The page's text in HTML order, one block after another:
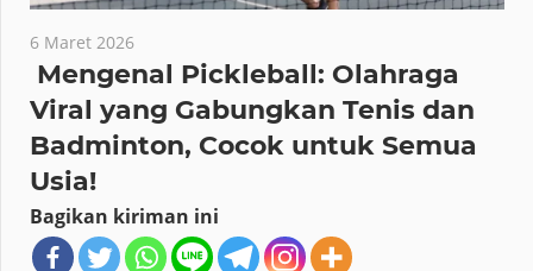
6 Maret 2026
Mengenal Pickleball: Olahraga
Viral yang Gabungkan Tenis dan
Badminton, Cocok untuk Semua
Usia!
Bagikan kiriman ini